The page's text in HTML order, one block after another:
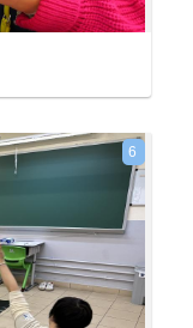
6